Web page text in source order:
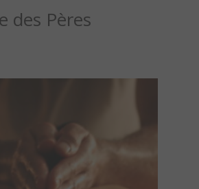
des Pères